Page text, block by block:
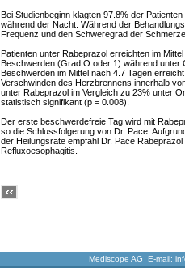
Bei Studienbeginn klagten 97.8% der
während der Nacht. Während der
Frequenz und den Schweregrad der
Patienten unter Rabeprazol erreichten im
Beschwerden (Grad O oder 1) während unter
Beschwerden im Mittel nach 4.7 Tagen
Verschwinden des Herzbrennens innerhalb
unter Rabeprazol im Vergleich zu 23% unter
statistisch signifikant (p = 0.008).
Der erste beschwerdefreie Tag wird mit
so die Schlussfolgerung von Dr. Pace.
der Heilungsrate empfahl Dr. Pace
Refluxoesophagitis.
Mediscope AG E-mail: